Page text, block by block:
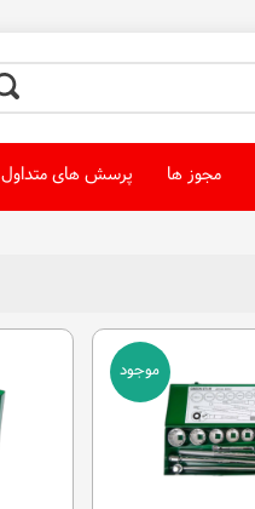
مجوز ها پرسش های متداول
موجود